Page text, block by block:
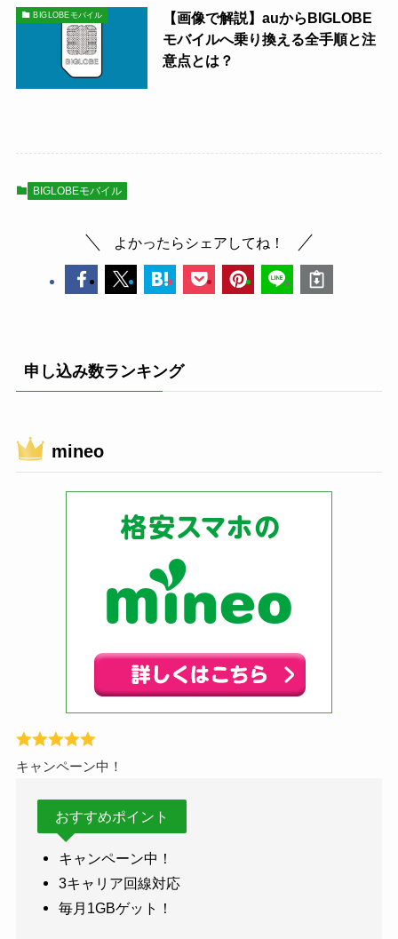
BIGLOBEモバイル
【画像で解説】auからBIGLOBE
モバイルへ乗り換える全手順と注
意点とは？
BIGLOBEモバイル
よかったらシェアしてね！
申し込み数ランキング
mineo
キャンペーン中！
おすすめポイント
キャンペーン中！
3キャリア回線対応
毎月1GBゲット！